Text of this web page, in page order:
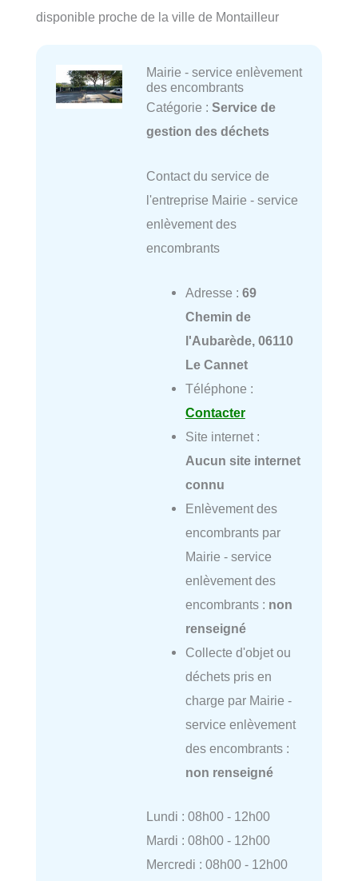
disponible proche de la ville de Montailleur
Mairie - service enlèvement
des encombrants
Catégorie : Service de
gestion des déchets
Contact du service de
l'entreprise Mairie - service
enlèvement des
encombrants
Adresse : 69
Chemin de
l'Aubarède, 06110
Le Cannet
Téléphone :
Contacter
Site internet :
Aucun site internet
connu
Enlèvement des
encombrants par
Mairie - service
enlèvement des
encombrants : non
renseigné
Collecte d'objet ou
déchets pris en
charge par Mairie -
service enlèvement
des encombrants :
non renseigné
Lundi : 08h00 - 12h00
Mardi : 08h00 - 12h00
Mercredi : 08h00 - 12h00